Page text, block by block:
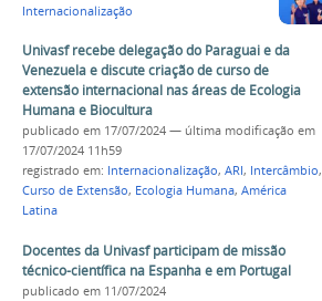
Internacionalização
Univasf recebe delegação do Paraguai e da
Venezuela e discute criação de curso de
extensão internacional nas áreas de Ecologia
Humana e Biocultura
publicado em 17/07/2024 — última modificação em
17/07/2024 11h59
registrado em: Internacionalização, ARI, Intercâmbio,
Curso de Extensão, Ecologia Humana, América
Latina
Docentes da Univasf participam de missão
técnico-científica na Espanha e em Portugal
publicado em 11/07/2024